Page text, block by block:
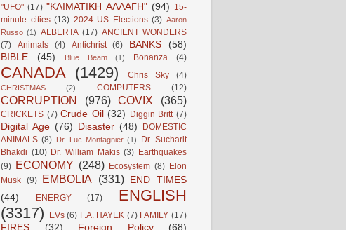
"UFO" (17) "ΚΛΙΜΑΤΙΚΗ ΑΛΛΑΓΗ" (94) 15-
minute cities (13) 2024 US Elections (3) Aaron
Russo (1) ALBERTA (17) ANCIENT WONDERS
(7)
Animals (4) Antichrist (6) BANKS
(58)
BIBLE
(45) Blue Beam (1) Bonanza (4)
CANADA (1429) Chris Sky (4)
CHRISTMAS (2) COMPUTERS (12)
CORRUPTION (976) COVIX (365)
CRICKETS (7) Crude Oil (32) Diggin Britt (7)
Digital Age (76) Disaster (48)
DOMESTIC
ANIMALS (8) Dr. Luc Montagnier (1)
Dr. Sucharit
Bhakdi (10) Dr. William Makis (3) Earthquakes
(9) ECONOMY (248) Ecosystem (8) Elon
Musk (9) EMBOLIA (331)
END TIMES
(44)
ENERGY (17)
ENGLISH
(3317)
EVs (6) F.A. HAYEK (7) FAMILY (17)
FIRES (32) Foreign Policy (68)